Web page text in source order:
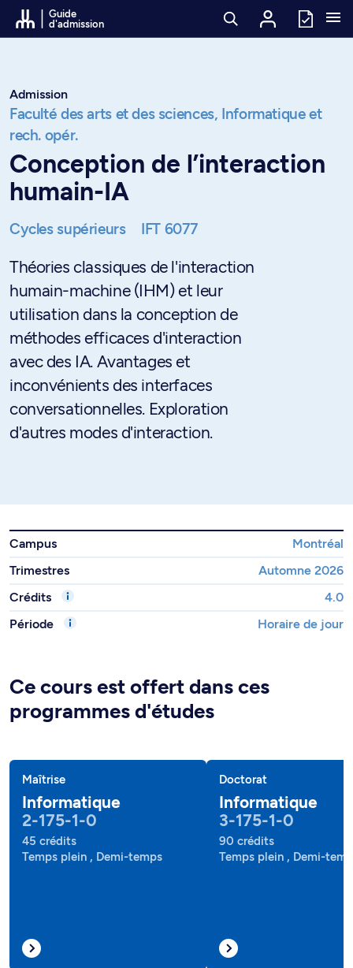
Passer au contenu
Guide
d'admission
Admission
Faculté des arts et des sciences, Informatique et
rech. opér.
Conception de l’interaction
humain-IA
Cycles supérieurs IFT 6077
Théories classiques de l'interaction
humain-machine (IHM) et leur
utilisation dans la conception de
méthodes efficaces d'interaction
avec des IA. Avantages et
inconvénients des interfaces
conversationnelles. Exploration
d'autres modes d'interaction.
Campus
Montréal
Trimestres
Automne 2026
Crédits
4.0
Période
Horaire de jour
Ce cours est offert dans ces
programmes d'études
Maîtrise
Informatique
2-175-1-0
45 crédits
Temps plein , Demi-temps
Doctorat
Informatique
3-175-1-0
90 crédits
Temps plein , Demi-